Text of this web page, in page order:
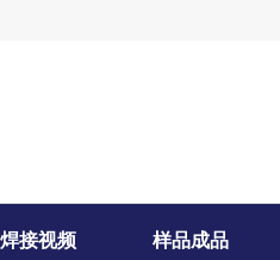
焊接视频 样品成品